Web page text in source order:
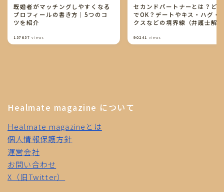
既婚者がマッチングしやすくなる
プロフィールの書き方｜5つのコ
ツを紹介
157657 views
セカンドパートナーとは？ど
でOK？デートやキス・ハグ・
クスなどの境界線（弁護士解
90241 views
Healmate magazine について
Healmate magazineとは
個人情報保護方針
運営会社
お問い合わせ
X（旧Twitter）